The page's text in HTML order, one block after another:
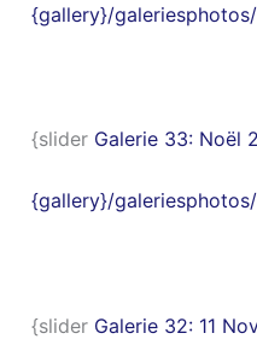
{gallery}/
{slider Galerie 33: Noël
{gallery}/galeriesphotos/
{slider Galerie 32: 11